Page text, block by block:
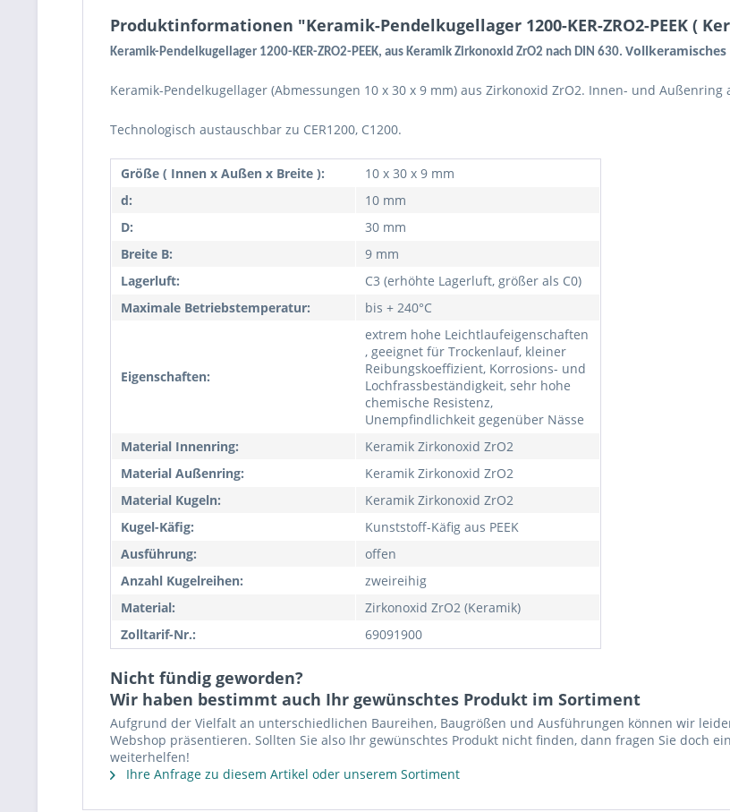
Produktinformationen "Keramik-Pendelkugellager 1200-KER-ZRO2-PEEK (
Keramik-Pendelkugellager 1200-KER-ZRO2-PEEK, aus Keramik Zirkonoxid ZrO2 nach DIN 630. Vollkeramisches
Keramik-Pendelkugellager (Abmessungen 10 x 30 x 9 mm) aus Zirkonoxid ZrO2. Innen- und
Technologisch austauschbar zu CER1200, C1200.
Größe ( Innen x Außen x Breite ):
10 x 30 x 9 mm
d:
10 mm
D:
30 mm
Breite B:
9 mm
Lagerluft:
C3 (erhöhte Lagerluft, größer als C0)
Maximale Betriebstemperatur:
bis + 240°C
Eigenschaften:
extrem hohe Leichtlaufeigenschaften
, geeignet für Trockenlauf, kleiner
Reibungskoeffizient, Korrosions- und
Lochfrassbeständigkeit, sehr hohe
chemische Resistenz,
Unempfindlichkeit gegenüber Nässe
Material Innenring:
Keramik Zirkonoxid ZrO2
Material Außenring:
Keramik Zirkonoxid ZrO2
Material Kugeln:
Keramik Zirkonoxid ZrO2
Kugel-Käfig:
Kunststoff-Käfig aus PEEK
Ausführung:
offen
Anzahl Kugelreihen:
zweireihig
Material:
Zirkonoxid ZrO2 (Keramik)
Zolltarif-Nr.:
69091900
Nicht fündig geworden?
Wir haben bestimmt auch Ihr gewünschtes Produkt im Sortiment
Aufgrund der Vielfalt an unterschiedlichen Baureihen, Baugrößen und Ausführungen können wir
Webshop präsentieren. Sollten Sie also Ihr gewünschtes Produkt nicht finden, dann fragen Sie doch
weiterhelfen!
Ihre Anfrage zu diesem Artikel oder unserem Sortiment